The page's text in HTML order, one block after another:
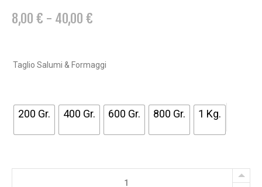
8,00 € - 40,00 €
C
D
I
R
Taglio Salumi & Formaggi
200 Gr. 400 Gr. 600 Gr. 800 Gr. 1 Kg.